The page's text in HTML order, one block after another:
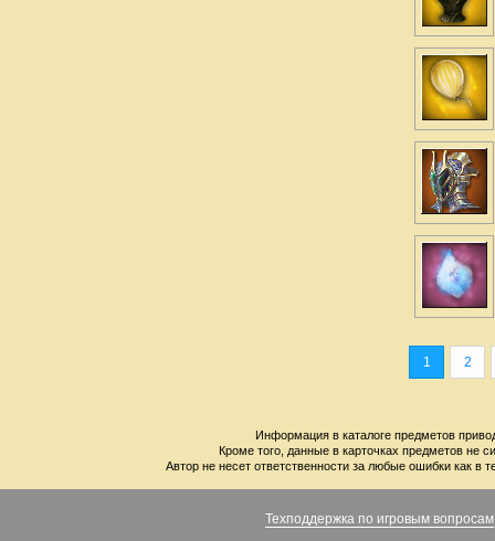
1 2
Информация в каталоге предметов
Кроме того, данные в карточках предметов не
Автор не несет ответственности за любые ошибки как в
Техподдержка по игровым вопросам